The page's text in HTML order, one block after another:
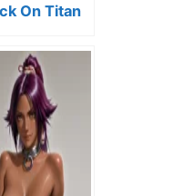
On Titan